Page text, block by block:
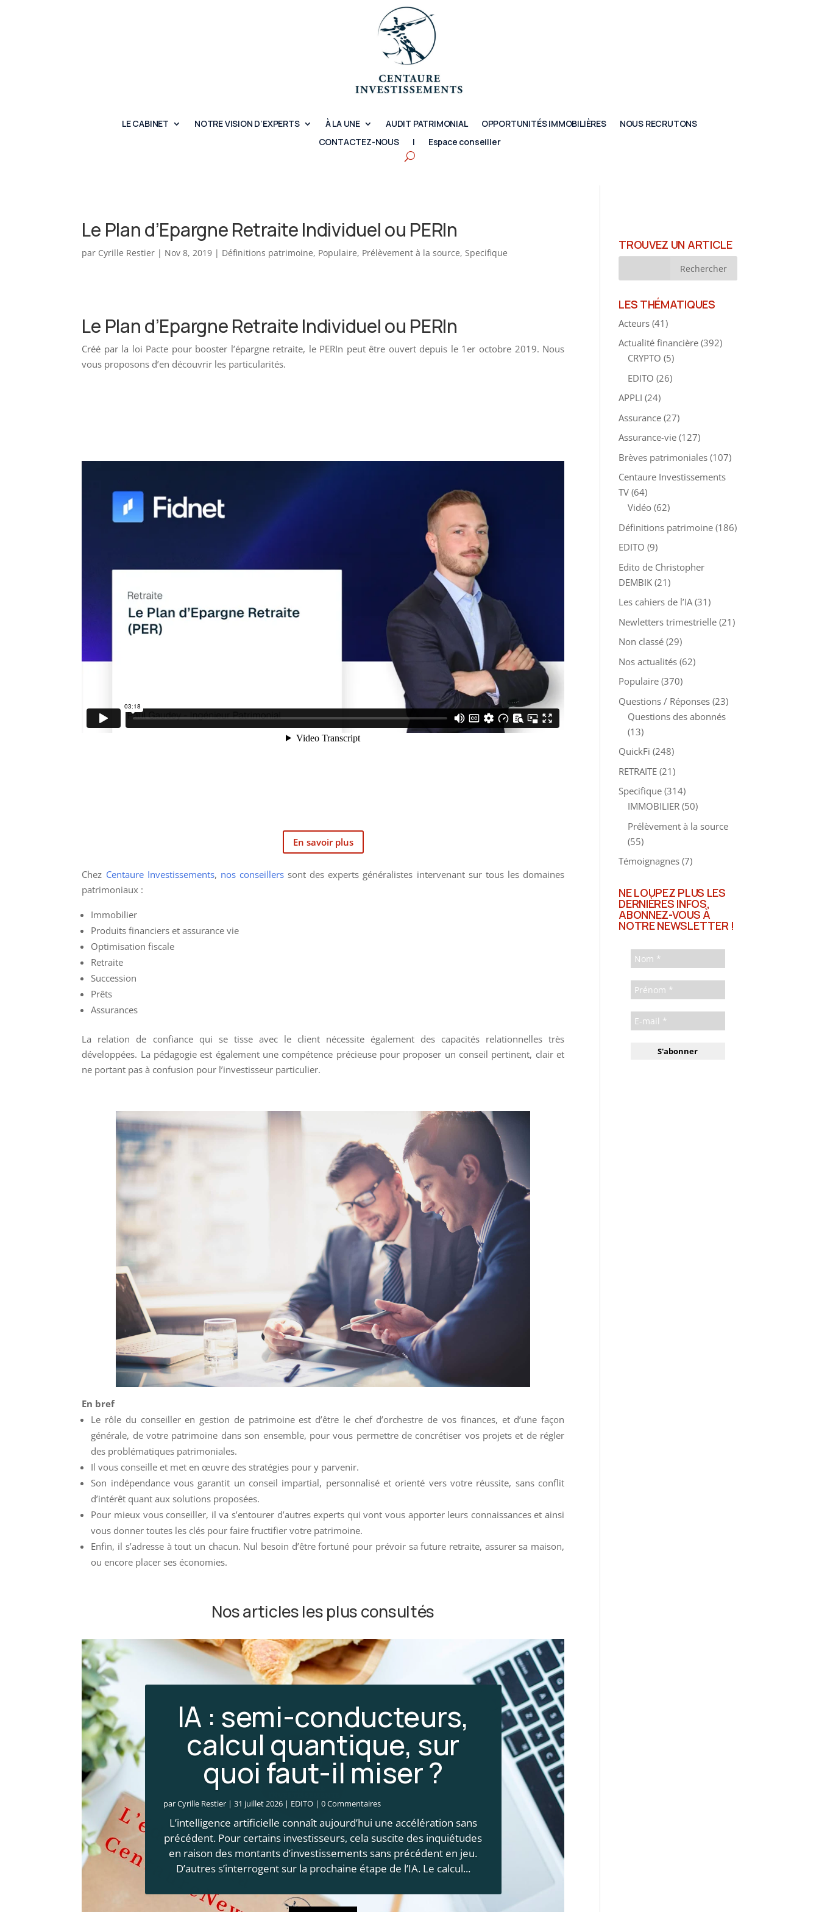
LE CABINET NOTRE VISION D’EXPERTS À LA UNE AUDIT PATRIMONIAL OPPORTUNITÉS IMMOBILIÈRES
NOUS RECRUTONS
CONTACTEZ-NOUS
| Espace conseiller
Le Plan d’Epargne Retraite Individuel ou PERIn
par Cyrille Restier | Nov 8, 2019 | Définitions patrimoine, Populaire, Prélèvement à la source,Specifique
Le Plan d’Epargne Retraite Individuel ou PERIn
Créé par la loi Pacte pour booster l’épargne retraite, le PERIn peut être ouvert depuis le 1er octobre 2019. Nous
vous proposons d’en découvrir les particularités.
En savoir plus
Chez Centaure Investissements, nos conseillerssont des experts généralistes intervenant sur tous les domaines
patrimoniaux :
Immobilier
Produits financiers et assurance vie
Optimisation fiscale
Retraite
Succession
Prêts
Assurances
La relation de confiance qui se tisse avec le client nécessite également des capacités relationnelles très
développées. La pédagogie est également une compétence précieuse pour proposer un conseil pertinent, clair et
ne portant pas à confusion pour l’investisseur particulier.
En bref
Le rôle du conseiller en gestion de patrimoine est d’être le chef d’orchestre de vos finances, et d’une façon
générale, de votre patrimoine dans son ensemble, pour vous permettre de concrétiser vos projets et de régler
des problématiques patrimoniales.
Il vous conseille et met en œuvre des stratégies pour y parvenir.
Son indépendance vous garantit un conseil impartial, personnalisé et orienté vers votre réussite, sans conflit
d’intérêt quant aux solutions proposées.
Pour mieux vous conseiller, il va s’entourer d’autres experts qui vont vous apporter leurs connaissances et ainsi
vous donner toutes les clés pour faire fructifier votre patrimoine.
Enfin, il s’adresse à tout un chacun. Nul besoin d’être fortuné pour prévoir sa future retraite, assurer sa maison,
ou encore placer ses économies.
Nos articles les plus consultés
IA : semi-conducteurs,
calcul quantique, sur
quoi faut-il miser ?
parCyrille Restier| 31 juillet 2026| EDITO| 0 Commentaires
L’intelligence artificielle connaît aujourd’hui une accélération sans
précédent. Pour certains investisseurs, cela suscite des inquiétudes
en raison des montants d’investissements sans précédent en jeu.
D’autres s’interrogent sur la prochaine étape de l’IA. Le calcul...
Incendies en Gironde : le
choc économique
parCyrille Restier | 28 juillet 2026|Actualité financière
Commentaires
Les mégafeux qui frappent la Gironde ne constituent pas
seulement une catastrophe environnementale. Ces incendies
provoquent également un choc économique majeur. Plus de 13
habitants ont été évacués et...
TROUVEZ UN ARTICLE
LES THÉMATIQUES
Acteurs (41)
Actualité financière (392)
CRYPTO (5)
EDITO (26)
APPLI (24)
Assurance (27)
Assurance-vie (127)
Brèves patrimoniales (107)
Centaure Investissements
TV (64)
Vidéo (62)
Définitions patrimoine (186)
EDITO (9)
Edito de Christopher
DEMBIK (21)
Les cahiers de l’IA(31)
Newletters trimestrielle (21)
Non classé (29)
Nos actualités (62)
Populaire (370)
Questions / Réponses (23)
Questions des abonnés
(13)
QuickFi (248)
RETRAITE (21)
Specifique (314)
IMMOBILIER (50)
Prélèvement à la source
(55)
Témoignagnes (7)
NE LOUPEZ PLUS LES
DERNIÈRES INFOS,
ABONNEZ-VOUS À
NOTRE NEWSLETTER !